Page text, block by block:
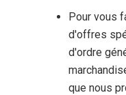
Pour vous
d'offres
d'ordre
que nous